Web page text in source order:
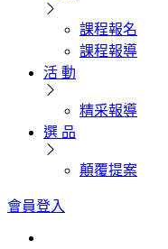
課程報名
課程報導
活 動
精采報導
選 品
顛覆提案
會員登入